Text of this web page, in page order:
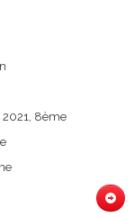
8ème